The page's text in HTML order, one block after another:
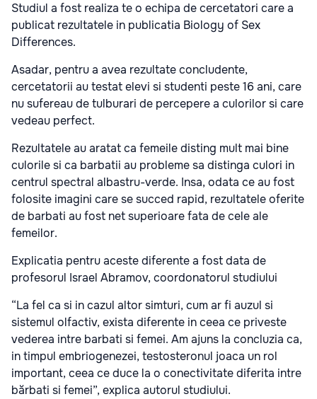
Studiul a fost realiza te o echipa de cercetatori care a
publicat rezultatele in publicatia Biology of Sex
Differences.
Asadar, pentru a avea rezultate concludente,
cercetatorii au testat elevi si studenti peste 16 ani, care
nu sufereau de tulburari de percepere a culorilor si care
vedeau perfect.
Rezultatele au aratat ca femeile disting mult mai bine
culorile si ca barbatii au probleme sa distinga culori in
centrul spectral albastru-verde. Insa, odata ce au fost
folosite imagini care se succed rapid, rezultatele oferite
de barbati au fost net superioare fata de cele ale
femeilor.
Explicatia pentru aceste diferente a fost data de
profesorul Israel Abramov, coordonatorul studiului
“La fel ca si in cazul altor simturi, cum ar fi auzul si
sistemul olfactiv, exista diferente in ceea ce priveste
vederea intre barbati si femei. Am ajuns la concluzia ca,
in timpul embriogenezei, testosteronul joaca un rol
important, ceea ce duce la o conectivitate diferita intre
bărbati si femei”, explica autorul studiului.